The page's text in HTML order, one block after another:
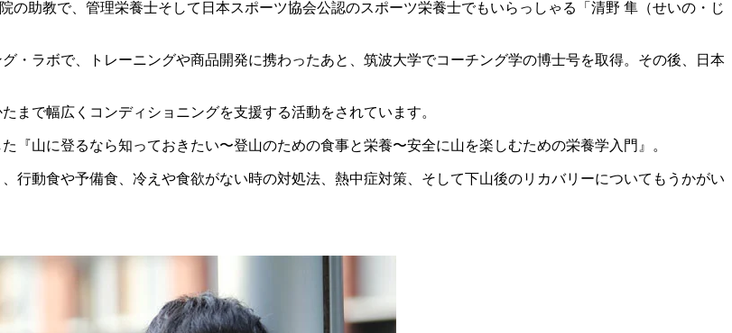
助教で、管理栄養士そして日本スポーツ協会公認のスポーツ栄養士でもいらっしゃる「清野 隼（せいの・じ
ラボで、トレーニングや商品開発に携わったあと、筑波大学でコーチング学の博士号を取得。その後、日本
で幅広くコンディショニングを支援する活動をされています。
山に登るなら知っておきたい〜登山のための食事と栄養〜安全に山を楽しむための栄養学入門』。
動食や予備食、冷えや食欲がない時の対処法、熱中症対策、そして下山後のリカバリーについてもうかがい